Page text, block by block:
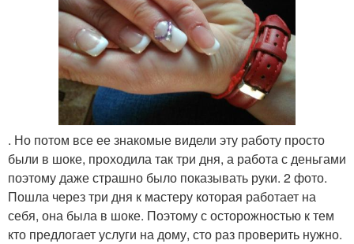
. Но потом все ее знакомые видели эту работу просто
были в шоке, проходила так три дня, а работа с деньгами
поэтому даже страшно было показывать руки. 2 фото.
Пошла через три дня к мастеру которая работает на
себя, она была в шоке. Поэтому с осторожностью к тем
кто предлогает услуги на дому, сто раз проверить нужно.